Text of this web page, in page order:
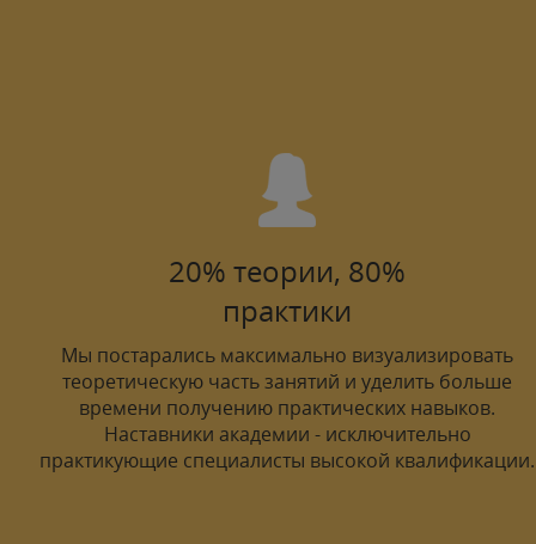
20% теории, 80%
практики
Мы постарались максимально визуализировать
теоретическую часть занятий и уделить больше
времени получению практических навыков.
Наставники академии - исключительно
практикующие специалисты высокой квалификации.